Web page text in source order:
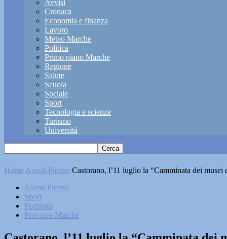
Avvisi
Cronaca
Economia e finanza
Lavoro
Meteo Marche
Politica
Primo piano Marche
Regione
Salute
Scuola
Sociale
Sport
Tecnologia e scienze
Turismo
Università
Home Ascoli Piceno Castorano, l’11 luglio la “Camminata dei musei
Ascoli Piceno
Sport
Podismo
Province Marche